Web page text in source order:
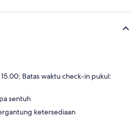
Batas waktu check-in pukul:
sentuh
ketersediaan